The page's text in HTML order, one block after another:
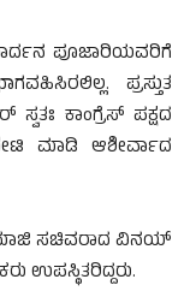
ಪೂಜಾರಿಯವರಿಗೆ
ಪ್ರಸ್ತುತ
ಕಾಂಗ್ರೆಸ್ ಪಕ್ಷದ
ಮಾಡಿ ಆಶೀರ್ವಾದ
ಮಾಜಿ ಸಚಿವರಾದ ವಿನಯ್
ಉಪಸ್ಥಿತರಿದ್ದರು.